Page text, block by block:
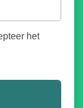
het